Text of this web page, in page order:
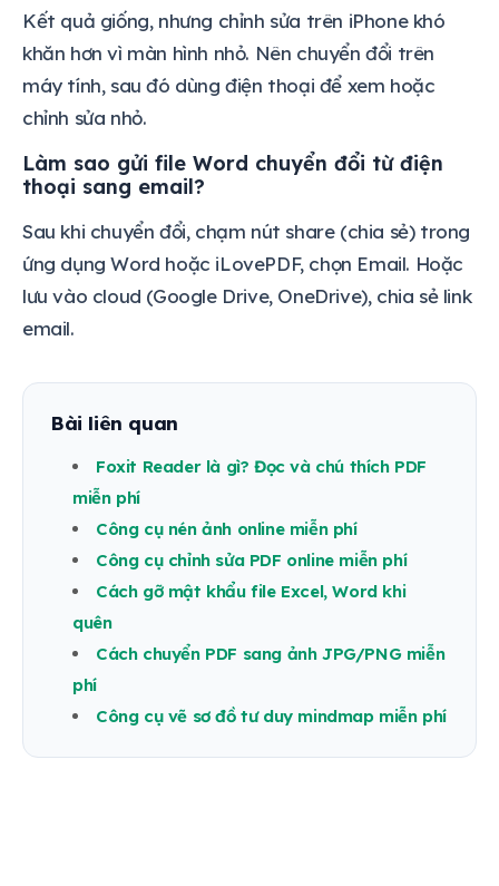
Kết quả giống, nhưng chỉnh sửa trên iPhone khó
khăn hơn vì màn hình nhỏ. Nên chuyển đổi trên
máy tính, sau đó dùng điện thoại để xem hoặc
chỉnh sửa nhỏ.
Làm sao gửi file Word chuyển đổi từ điện
thoại sang email?
Sau khi chuyển đổi, chạm nút share (chia sẻ) trong
ứng dụng Word hoặc iLovePDF, chọn Email. Hoặc
lưu vào cloud (Google Drive, OneDrive), chia sẻ link
email.
Bài liên quan
Foxit Reader là gì? Đọc và chú thích PDF
miễn phí
Công cụ nén ảnh online miễn phí
Công cụ chỉnh sửa PDF online miễn phí
Cách gỡ mật khẩu file Excel, Word khi
quên
Cách chuyển PDF sang ảnh JPG/PNG miễn
phí
Công cụ vẽ sơ đồ tư duy mindmap miễn phí